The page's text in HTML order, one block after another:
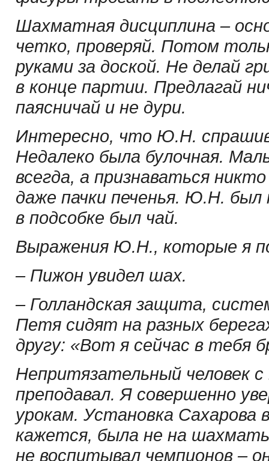
Шахматная дисциплина –
четко, проверяй. Потом
руками за доской. Не делай
в конце партии. Предлагай
паясничай и не дури.
Интересно, что Ю.Н.
Недалеко была булочная.
всегда, а признаваться
даже пачки печенья. Ю.Н. был
в подсобке был чай.
Выражения Ю.Н., которые я
– Пижон увидел шах.
– Голландская защита,
Петя сидят на разных
другу: «Вот я сейчас в тебя
Непритязательный человек с
преподавал. Я совершенно
урокам. Установка Сахарова
кажется, была не на
не воспитывал чемпионов –